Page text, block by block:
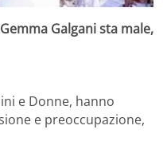
Galgani sta male,
e Donne, hanno
e preoccupazione,